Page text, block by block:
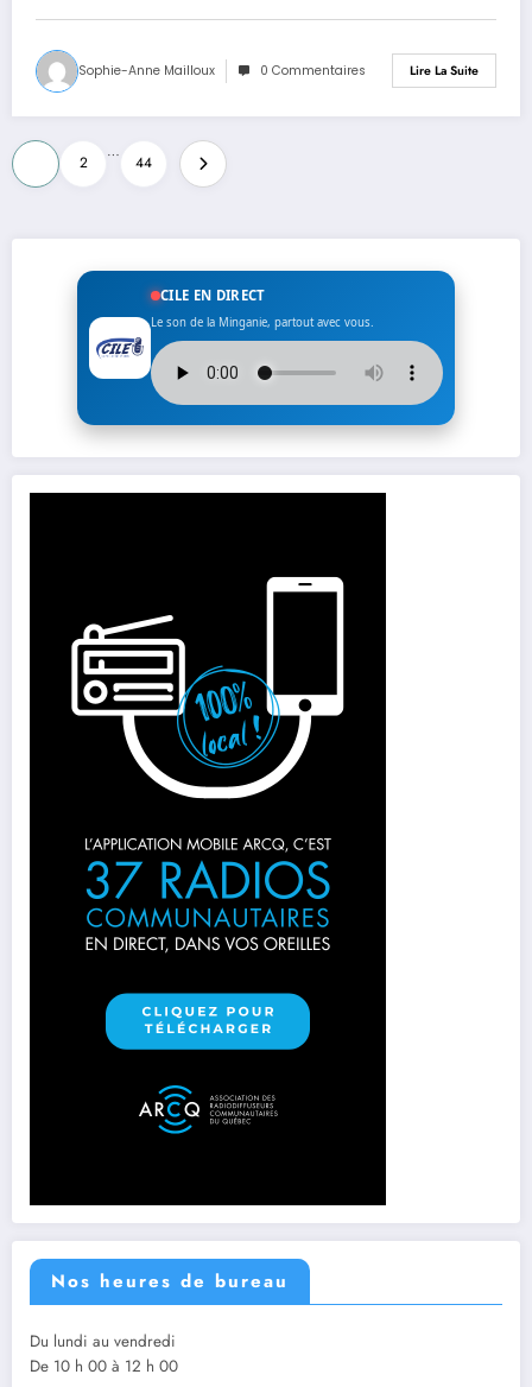
Sophie-Anne Mailloux 0 Commentaires Lire La Suite
Pagination
des
publications
2
…
44
CILE EN DIRECT
Le son de la Minganie, partout avec vous.
Nos heures de bureau
Du lundi au vendredi
De 10 h 00 à 12 h 00